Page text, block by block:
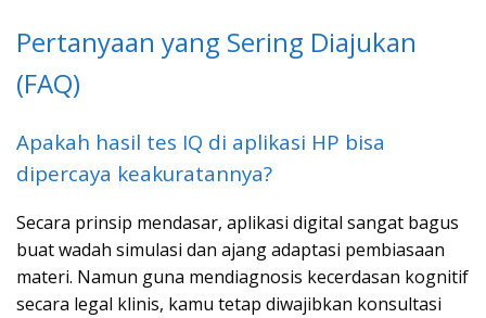
Pertanyaan yang Sering Diajukan
(FAQ)
Apakah hasil tes IQ di aplikasi HP bisa
dipercaya keakuratannya?
Secara prinsip mendasar, aplikasi digital sangat bagus
buat wadah simulasi dan ajang adaptasi pembiasaan
materi. Namun guna mendiagnosis kecerdasan kognitif
secara legal klinis, kamu tetap diwajibkan konsultasi